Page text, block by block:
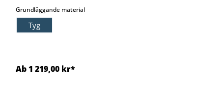
Grundläggande materialselect
Tyg
Ab 1 219,00 kr*